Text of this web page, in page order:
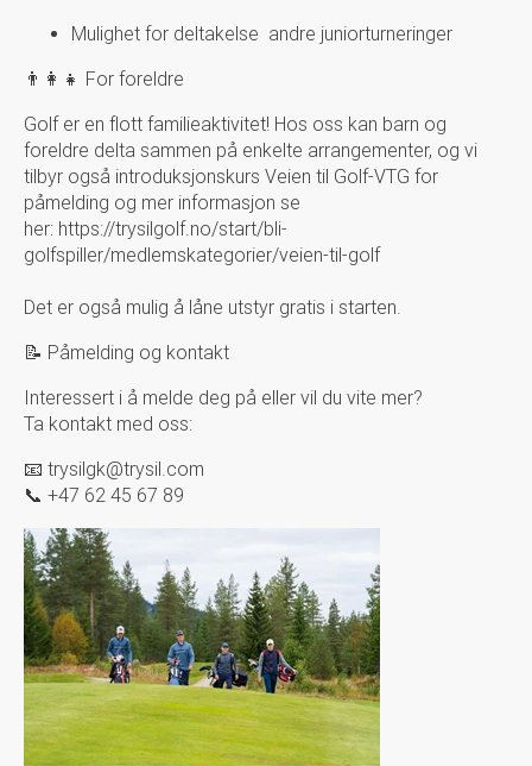
Mulighet for deltakelse andre juniorturneringer
👨‍👩‍👧 For foreldre
Golf er en flott familieaktivitet! Hos oss kan barn og
foreldre delta sammen på enkelte arrangementer, og vi
tilbyr også introduksjonskurs Veien til Golf-VTG for
påmelding og mer informasjon se
her: https://trysilgolf.no/start/bli-
golfspiller/medlemskategorier/veien-til-golf
Det er også mulig å låne utstyr gratis i starten.
📝 Påmelding og kontakt
Interessert i å melde deg på eller vil du vite mer?
Ta kontakt med oss:
📧 trysilgk@trysil.com
📞 +47 62 45 67 89